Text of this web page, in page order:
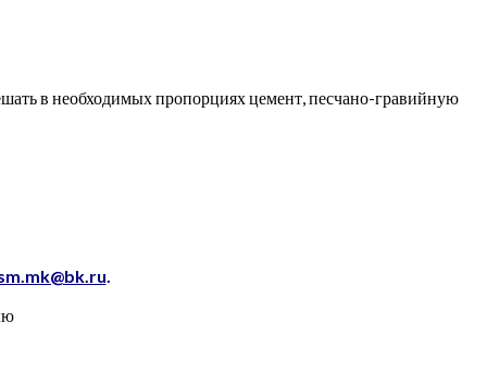
в необходимых пропорциях цемент, песчано-гравийную